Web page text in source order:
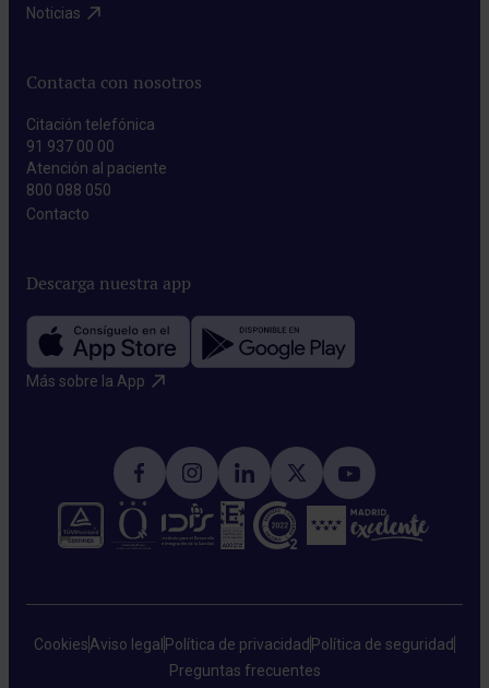
Noticias​
Contacta con nosotros
Citación telefónica
91 937 00 00
Atención al paciente
800 088 050
Contacto​
Descarga nuestra app
Más sobre la App​
CookiesAviso legal Política de privacidad Política de seguridad
Preguntas frecuentes